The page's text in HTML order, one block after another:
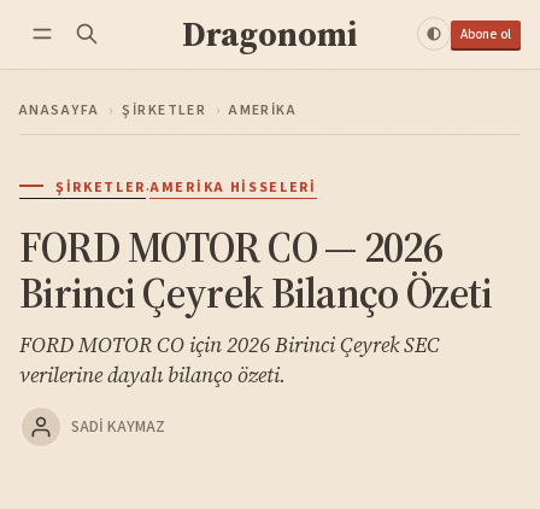
Dragonomi Abone ol
ANASAYFA › ŞIRKETLER › AMERIKA
ŞIRKETLER·AMERIKA HISSELERI
FORD MOTOR CO — 2026
Birinci Çeyrek Bilanço Özeti
FORD MOTOR CO için 2026 Birinci Çeyrek SEC
verilerine dayalı bilanço özeti.
SADI KAYMAZ